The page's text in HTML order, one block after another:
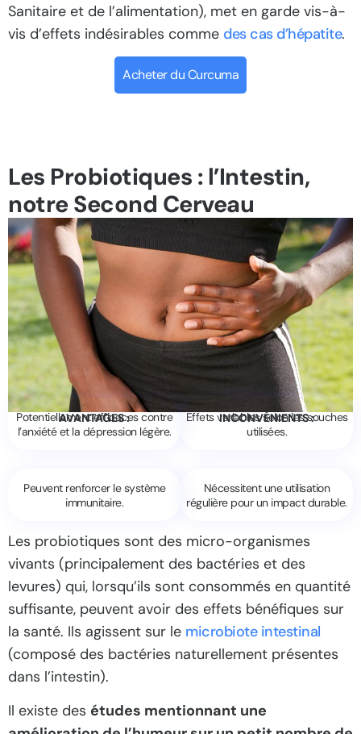
Sanitaire et de l’alimentation), met en garde vis-à-
vis d’effets indésirables comme des cas d’hépatite.
Acheter du Curcuma
Les Probiotiques : l’Intestin,
notre Second Cerveau
AVANTAGES :
Potentiellement efficaces contre
l’anxiété et la dépression légère.
Peuvent renforcer le système
immunitaire.
INCONVÉNIENTS :
Effets variables selon les souches
utilisées.
Nécessitent une utilisation
régulière pour un impact durable.
Les probiotiques sont des micro-organismes
vivants (principalement des bactéries et des
levures) qui, lorsqu’ils sont consommés en quantité
suffisante, peuvent avoir des effets bénéfiques sur
la santé. Ils agissent sur le microbiote intestinal
(composé des bactéries naturellement présentes
dans l’intestin).
Il existe des études mentionnant une